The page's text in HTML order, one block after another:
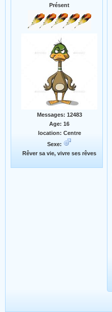
Présent
Messages: 12483
Age: 16
location: Centre
Sexe:
Rêver sa vie, vivre ses rêves